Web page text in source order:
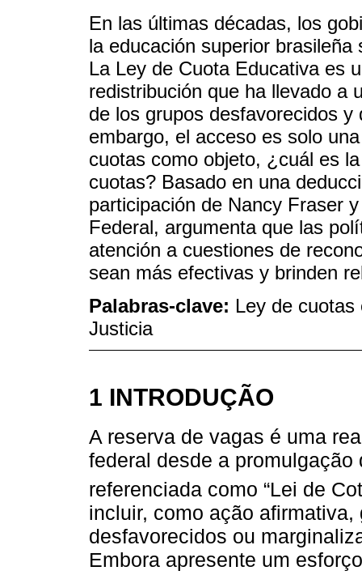
En las últimas décadas, los
la educación superior
La Ley de Cuota Educativa es
redistribución que ha llevado a
de los grupos desfavorecidos
embargo, el acceso es solo
cuotas como objeto, ¿cuál es
cuotas? Basado en una
participación de Nancy Fraser
Federal, argumenta que las
atención a cuestiones de
sean más efectivas y brinden
Palabras-clave: Ley de
Justicia
1 INTRODUÇÃO
A reserva de vagas é uma
federal desde a promulgação
referenciada como “Lei de
incluir, como ação
desfavorecidos ou
Embora apresente um